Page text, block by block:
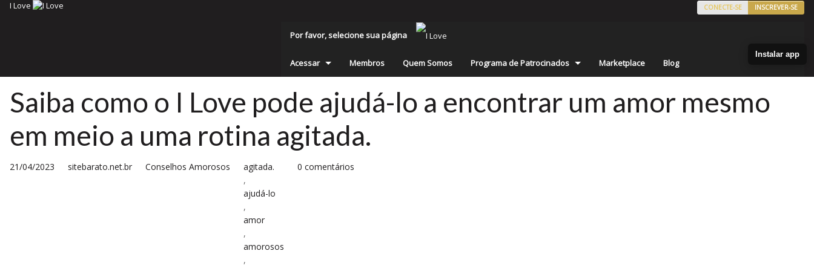
I Love CONECTE-SE INSCREVER-SE
Por favor, selecione sua página
Acessar Membros Quem Somos Programa de Patrocinados Marketplace Blog
Saiba como o I Love pode ajudá-lo a encontrar um amor mesmo
em meio a uma rotina agitada.
21/04/2023 sitebarato.net.br Conselhos Amorosos
agitada.
,
ajudá-lo
,
amor
,
amorosos
,
0 comentários
Instalar app